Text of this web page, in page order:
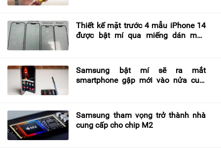
Thiết kế mặt trước 4 mẫu iPhone 14
được bật mí qua miếng dán màn
Samsung bật mí sẽ ra mắt
smartphone gập mới vào nửa cuối
Samsung tham vọng trở thành nhà
cung cấp cho chip M2